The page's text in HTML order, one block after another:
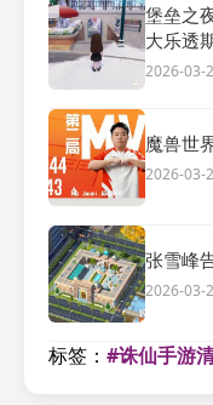
堡垒之
大乐透
2026-03-
魔兽世
2026-03-
张雪峰
2026-03-
标签： #诛仙手游